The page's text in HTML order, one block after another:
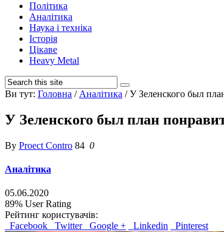
Політика
Аналітика
Наука і техніка
Історія
Цікаве
Heavy Metal
Ви тут: Головна / Аналітика /У Зеленского был
У Зеленского был план
By Proect Contro 84 0
Аналітика
05.06.2020
89% User Rating
Рейтинг користувачів:
Facebook
Twitter Google + Linkedin Pinterest